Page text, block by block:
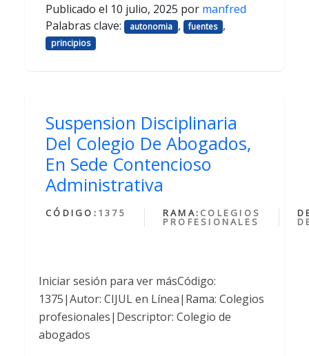
Publicado el 10 julio, 2025 por manfred
Palabras clave:
autonomia , fuentes ,
principios
Suspension Disciplinaria
Del Colegio De Abogados,
En Sede Contencioso
Administrativa
CÓDIGO: 1375 RAMA: COLEGIOS
PROFESIONALES
Iniciar sesión para ver másCódigo:
1375|Autor: CIJUL en Línea|Rama: Colegios
profesionales|Descriptor: Colegio de
abogados